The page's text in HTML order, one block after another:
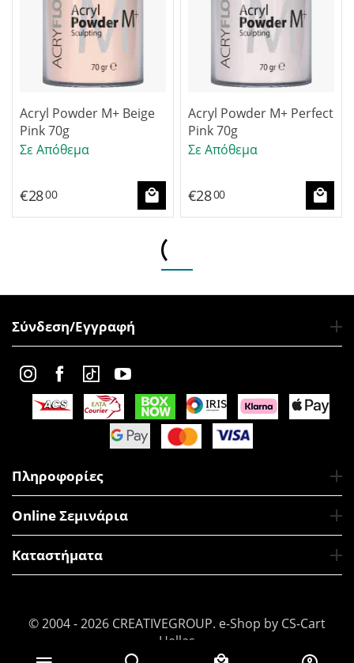
Acryl Powder M+ Beige
Pink 70g
Σε Απόθεμα
€2800
Acryl Powder M+ Perfect
Pink 70g
Σε Απόθεμα
€2800
Σύνδεση/Εγγραφή
Πληροφορίες
Online Σεμινάρια
Καταστήματα
© 2004 - 2026 CREATIVEGROUP. e-Shop by CS-Cart
Hellas